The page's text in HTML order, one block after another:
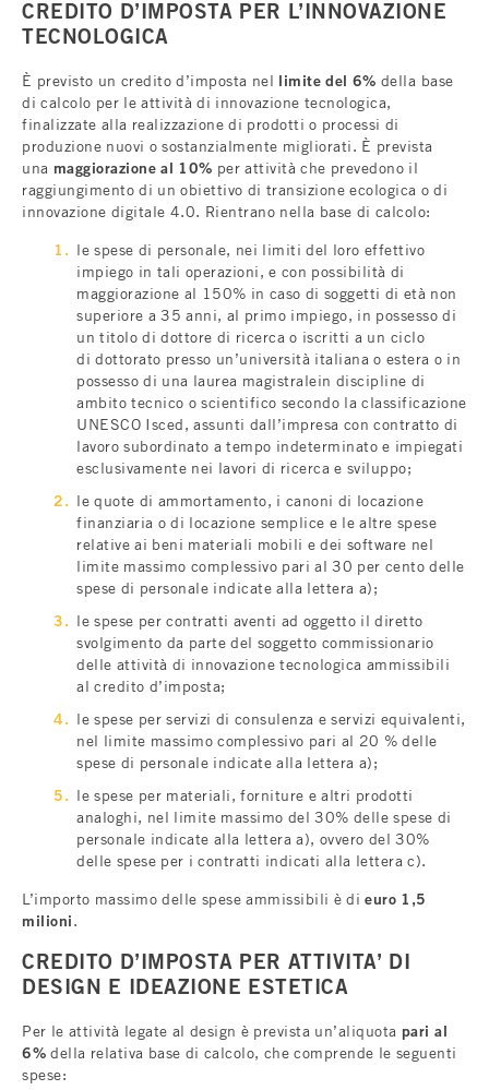
CREDITO D’IMPOSTA PER L’INNOVAZIONE
TECNOLOGICA
È previsto un credito d’imposta nel limite del 6% della base
di calcolo per le attività di innovazione tecnologica,
finalizzate alla realizzazione di prodotti o processi di
produzione nuovi o sostanzialmente migliorati. È prevista
una maggiorazione al 10% per attività che prevedono il
raggiungimento di un obiettivo di transizione ecologica o di
innovazione digitale 4.0. Rientrano nella base di calcolo:
le spese di personale, nei limiti del loro effettivo
impiego in tali operazioni, e con possibilità di
maggiorazione al 150% in caso di soggetti di età non
superiore a 35 anni, al primo impiego, in possesso di
un titolo di dottore di ricerca o iscritti a un ciclo
di dottorato presso un’università italiana o estera o in
possesso di una laurea magistralein discipline di
ambito tecnico o scientifico secondo la classificazione
UNESCO Isced, assunti dall’impresa con contratto di
lavoro subordinato a tempo indeterminato e impiegati
esclusivamente nei lavori di ricerca e sviluppo;
le quote di ammortamento, i canoni di locazione
finanziaria o di locazione semplice e le altre spese
relative ai beni materiali mobili e dei software nel
limite massimo complessivo pari al 30 per cento delle
spese di personale indicate alla lettera a);
le spese per contratti aventi ad oggetto il diretto
svolgimento da parte del soggetto commissionario
delle attività di innovazione tecnologica ammissibili
al credito d’imposta;
le spese per servizi di consulenza e servizi equivalenti,
nel limite massimo complessivo pari al 20 % delle
spese di personale indicate alla lettera a);
le spese per materiali, forniture e altri prodotti
analoghi, nel limite massimo del 30% delle spese di
personale indicate alla lettera a), ovvero del 30%
delle spese per i contratti indicati alla lettera c).
L’importo massimo delle spese ammissibili è dieuro 1,5
milioni.
CREDITO D’IMPOSTA PER ATTIVITA’ DI
DESIGN E IDEAZIONE ESTETICA
Per le attività legate al design è prevista un’aliquota pari al
6%della relativa base di calcolo, che comprende le seguenti
spese: